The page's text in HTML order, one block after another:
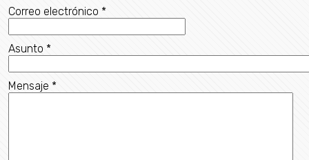
Correo electrónico *
Asunto *
Mensaje *